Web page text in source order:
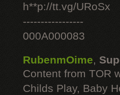
h**p://tt.vg/URoSx
-----------------
000A000083
RubenmOime,
Content from TOR
Childs Play, Baby